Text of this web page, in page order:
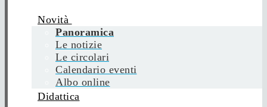
Novità
Panoramica
Le notizie
Le circolari
Calendario eventi
Albo online
Didattica